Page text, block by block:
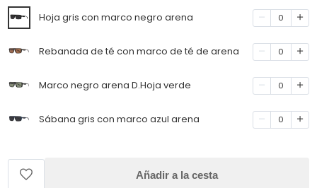
Hoja gris con marco negro arena 0
Rebanada de té con marco de té de arena 0
Marco negro arena D.Hoja verde 0
Sábana gris con marco azul arena 0
Añadir a la cesta